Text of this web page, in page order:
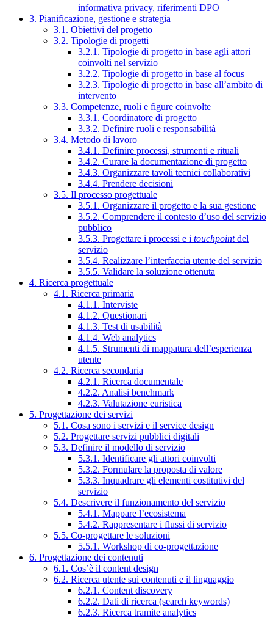
informativa privacy, riferimenti DPO
3. Pianificazione, gestione e strategia
3.1. Obiettivi del progetto
3.2. Tipologie di progetti
3.2.1. Tipologie di progetto in base agli attori
coinvolti nel servizio
3.2.2. Tipologie di progetto in base al focus
3.2.3. Tipologie di progetto in base all’ambito di
intervento
3.3. Competenze, ruoli e figure coinvolte
3.3.1. Coordinatore di progetto
3.3.2. Definire ruoli e responsabilità
3.4. Metodo di lavoro
3.4.1. Definire processi, strumenti e rituali
3.4.2. Curare la documentazione di progetto
3.4.3. Organizzare tavoli tecnici collaborativi
3.4.4. Prendere decisioni
3.5. Il processo progettuale
3.5.1. Organizzare il progetto e la sua gestione
3.5.2. Comprendere il contesto d’uso del servizio
pubblico
3.5.3. Progettare i processi e i touchpointdel
servizio
3.5.4. Realizzare l’interfaccia utente del servizio
3.5.5. Validare la soluzione ottenuta
4. Ricerca progettuale
4.1. Ricerca primaria
4.1.1. Interviste
4.1.2. Questionari
4.1.3. Test di usabilità
4.1.4. Web analytics
4.1.5. Strumenti di mappatura dell’esperienza
utente
4.2. Ricerca secondaria
4.2.1. Ricerca documentale
4.2.2. Analisi benchmark
4.2.3. Valutazione euristica
5. Progettazione dei servizi
5.1. Cosa sono i servizi e il service design
5.2. Progettare servizi pubblici digitali
5.3. Definire il modello di servizio
5.3.1. Identificare gli attori coinvolti
5.3.2. Formulare la proposta di valore
5.3.3. Inquadrare gli elementi costitutivi del
servizio
5.4. Descrivere il funzionamento del servizio
5.4.1. Mappare l’ecosistema
5.4.2. Rappresentare i flussi di servizio
5.5. Co-progettare le soluzioni
5.5.1. Workshop di co-progettazione
6. Progettazione dei contenuti
6.1. Cos’è il content design
6.2. Ricerca utente sui contenuti e il linguaggio
6.2.1. Content discovery
6.2.2. Dati di ricerca (search keywords)
6.2.3. Ricerca tramite analytics